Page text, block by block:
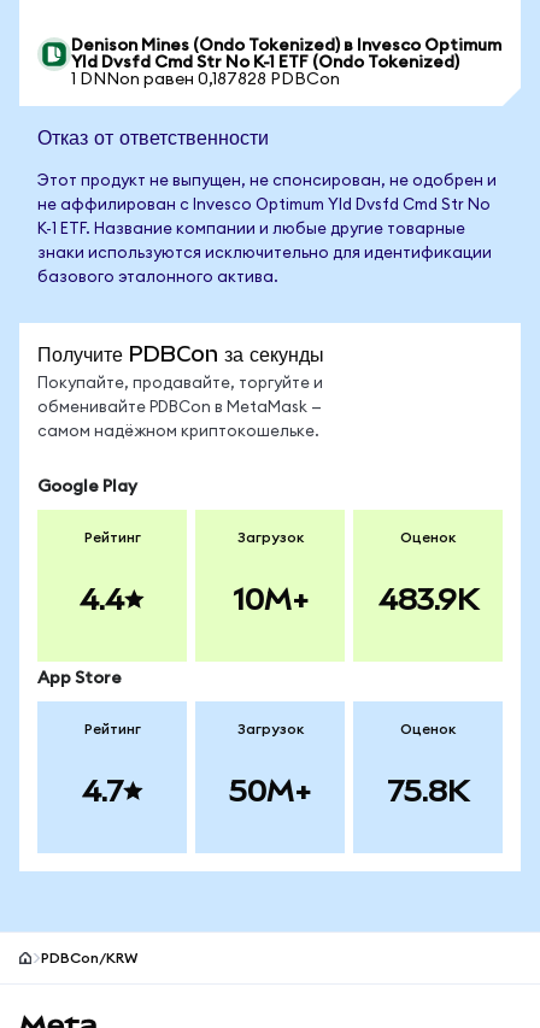
Denison Mines (Ondo Tokenized) в Invesco Optimum
Yld Dvsfd Cmd Str No K-1 ETF (Ondo Tokenized)
1 DNNon равен 0,187828 PDBCon
Отказ от ответственности
Этот продукт не выпущен, не спонсирован, не одобрен и
не аффилирован с Invesco Optimum Yld Dvsfd Cmd Str No
K-1 ETF. Название компании и любые другие товарные
знаки используются исключительно для идентификации
базового эталонного актива.
Получите PDBCon за секунды
Покупайте, продавайте, торгуйте и
обменивайте PDBCon в MetaMask —
самом надёжном криптокошельке.
Google Play
Рейтинг
4.4
Загрузок
10M+
Оценок
483.9K
App Store
Рейтинг
4.7
Загрузок
50M+
Оценок
75.8K
PDBCon/KRW